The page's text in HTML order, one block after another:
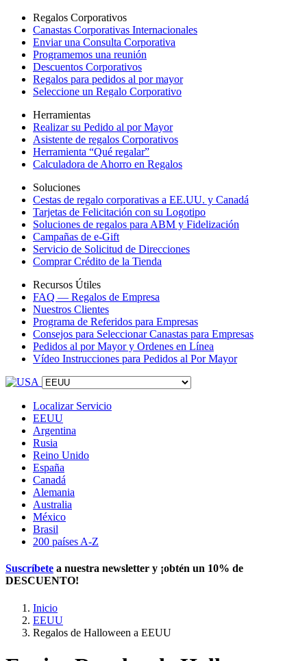
Regalos Corporativos
Canastas Corporativas Internacionales
Enviar una Consulta Corporativa
Programemos una reunión
Descuentos Corporativos
Regalos para pedidos al por mayor
Seleccione un Regalo Corporativo
Herramientas
Realizar su Pedido al por Mayor
Asistente de regalos Corporativos
Herramienta “Qué regalar”
Calculadora de Ahorro en Regalos
Soluciones
Cestas de regalo corporativas a EE.UU. y Canadá
Tarjetas de Felicitación con su Logotipo
Soluciones de regalos para ABM y Fidelización
Campañas de e-Gift
Servicio de Solicitud de Direcciones
Comprar Crédito de la Tienda
Recursos Útiles
FAQ — Regalos de Empresa
Nuestros Clientes
Programa de Referidos para Empresas
Consejos para Seleccionar Canastas para Empresas
Pedidos al por Mayor y Ordenes en Línea
Vídeo Instrucciones para Pedidos al Por Mayor
Localizar Servicio
EEUU
Argentina
Rusia
Reino Unido
España
Canadá
Alemania
Australia
México
Brasil
200 países A-Z
Suscríbete a nuestra newsletter y ¡obtén un 10% de
DESCUENTO!
Inicio
EEUU
Regalos de Halloween a EEUU